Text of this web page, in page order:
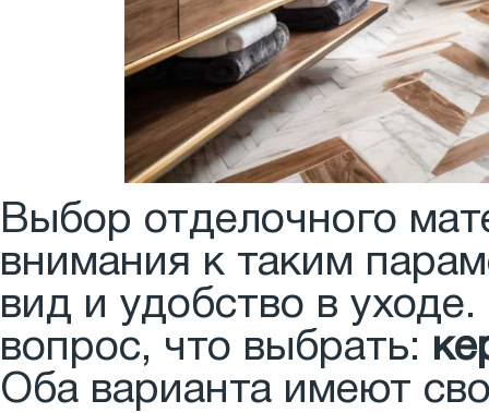
Выбор отделочного
внимания к таким
вид и удобство в
вопрос, что выбрать:
Оба варианта имеют